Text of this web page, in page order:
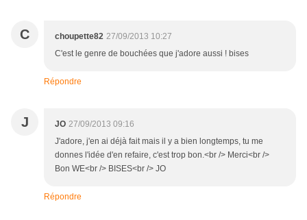
C choupette82 27/09/2013 10:27
C'est le genre de bouchées que j'adore aussi ! bises
Répondre
J JO 27/09/2013 09:16
J'adore, j'en ai déjà fait mais il y a bien longtemps, tu me
donnes l'idée d'en refaire, c'est trop bon.<br /> Merci<br />
Bon WE<br /> BISES<br /> JO
Répondre